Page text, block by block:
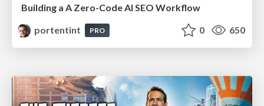
Building a A Zero-Code AI SEO Workflow
portentint
PRO 0 650